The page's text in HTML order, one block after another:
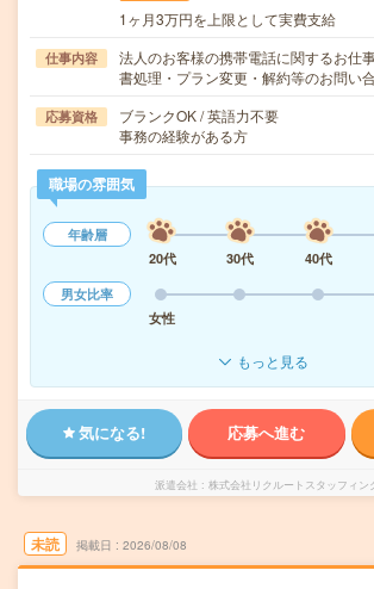
1ヶ月3万円を上限として実費支給
仕事内容
法人のお客様の携帯電話に関するお仕
書処理・プラン変更・解約等のお問い
応募資格
ブランクOK / 英語力不要
事務の経験がある方
職場の雰囲気
年齢層
20代
30代 40代
男女比率
女性
もっと見る
気になる! 応募へ進む
派遣会社 株式会社リクルートスタッフィン
未読 掲載日 2026/08/08